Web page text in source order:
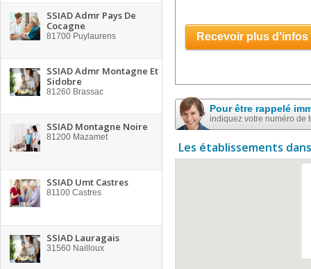
SSIAD Admr Pays De
Cocagne
81700 Puylaurens
SSIAD Admr Montagne Et
Sidobre
81260 Brassac
SSIAD Montagne Noire
81200 Mazamet
SSIAD Umt Castres
81100 Castres
SSIAD Lauragais
31560 Nailloux
Recevoir plus d'infos
Pour être rappelé
indiquez votre numéro de
Les établissements